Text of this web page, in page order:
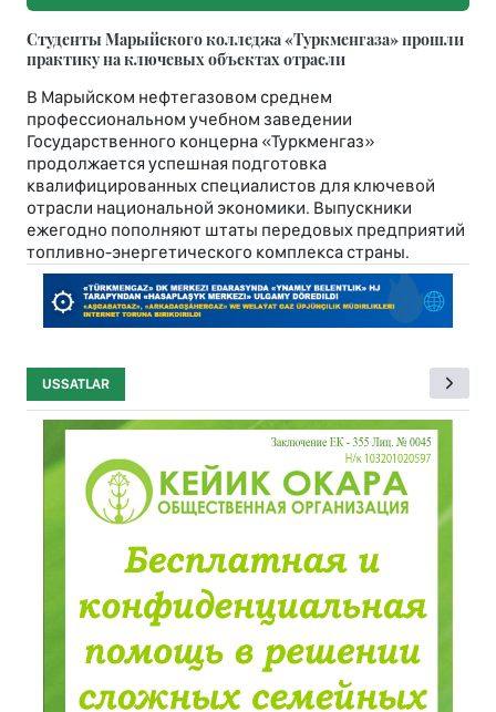
Студенты Марыйского колледжа «Туркменгаза» прошли
практику на ключевых объектах отрасли
В Марыйском нефтегазовом среднем
профессиональном учебном заведении
Государственного концерна «Туркменгаз»
продолжается успешная подготовка
квалифицированных специалистов для ключевой
отрасли национальной экономики. Выпускники
ежегодно пополняют штаты передовых предприятий
топливно-энергетического комплекса страны.
USSATLAR